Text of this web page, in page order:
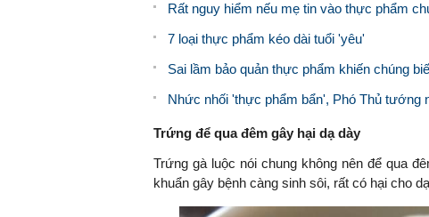
Rất nguy hiểm nếu mẹ tin vào thực phẩm
7 loại thực phẩm kéo dài tuổi 'yêu'
Sai lầm bảo quản thực phẩm khiến chúng
Nhức nhối 'thực phẩm bẩn', Phó Thủ tướng
Trứng để qua đêm gây hại dạ dày
Trứng gà luộc nói chung không nên để qua
khuẩn gây bệnh càng sinh sôi, rất có hại cho